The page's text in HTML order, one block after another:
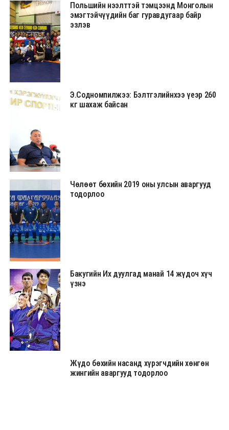
Польшийн нээлттэй тэмцээнд Монголын
эмэгтэйчүүдийн баг гуравдугаар байр
эзлэв
Э.Содномпилжээ: Бэлтгэлийнхээ үеэр 260
кг шахаж байсан
Чөлөөт бөхийн 2019 оны улсын аваргууд
тодорлоо
Бакугийн Их дуулгад манай 14 жүдоч хүч
үзнэ
Жүдо бөхийн насанд хүрэгчдийн хөнгөн
жингийн аваргууд тодорлоо